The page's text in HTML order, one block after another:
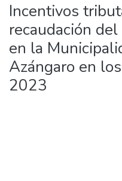
Incentivos
recaudación
en la
Azángaro en
2023